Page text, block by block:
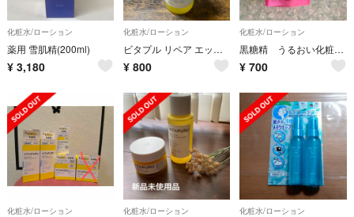
化粧水/ローション
薬用 雪肌精(200ml)
¥ 3,180
化粧水/ローション
ビタプル リペア エッセンスローション 200ml
¥ 800
化粧水/ローション
黒糖精 うるおい化粧水 160ml
¥ 700
化粧水/ローション 化粧水/ローション 化粧水/ローション